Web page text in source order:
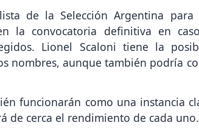
de la Selección Argentina para
la convocatoria definitiva en
Lionel Scaloni tiene la
nombres, aunque también podría
funcionarán como una instancia
de cerca el rendimiento de cada uno.